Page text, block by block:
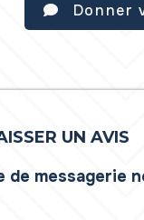
Donner
UN AVIS
de messagerie